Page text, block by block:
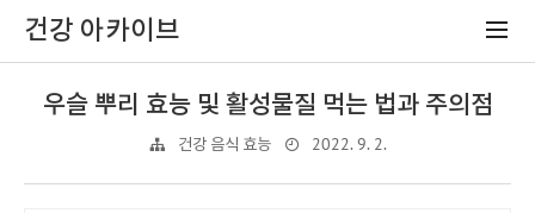
건강 아카이브
우슬 뿌리 효능 및 활성물질 먹는 법과 주의점
건강 음식 효능 2022. 9. 2.